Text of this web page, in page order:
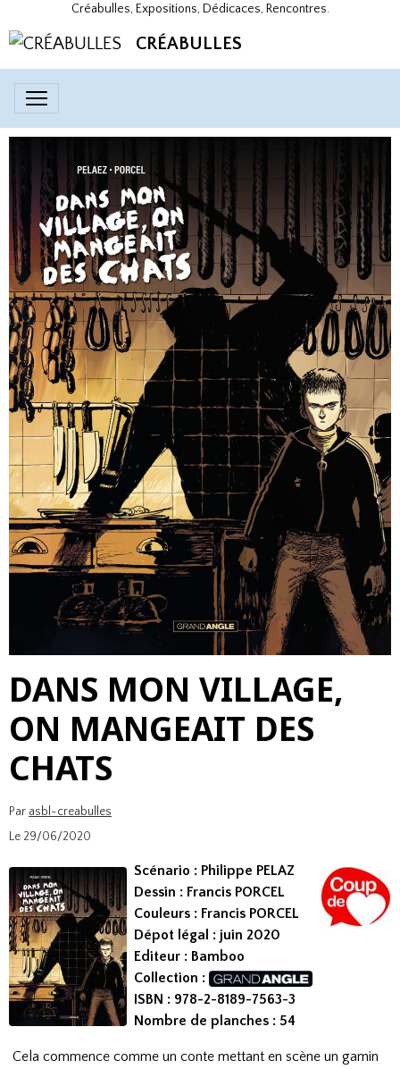
Créabulles, Expositions, Dédicaces, Rencontres.
CRÉABULLES
DANS MON VILLAGE,
ON MANGEAIT DES
CHATS
Par asbl-creabulles
Le 29/06/2020
Scénario : Philippe PELAZ
Dessin : Francis PORCEL
Couleurs : Francis PORCEL
Dépot légal : juin 2020
Editeur : Bamboo
Collection :
ISBN : 978-2-8189-7563-3​
Nombre de planches : 54
Cela commence comme un conte mettant en scène un gamin